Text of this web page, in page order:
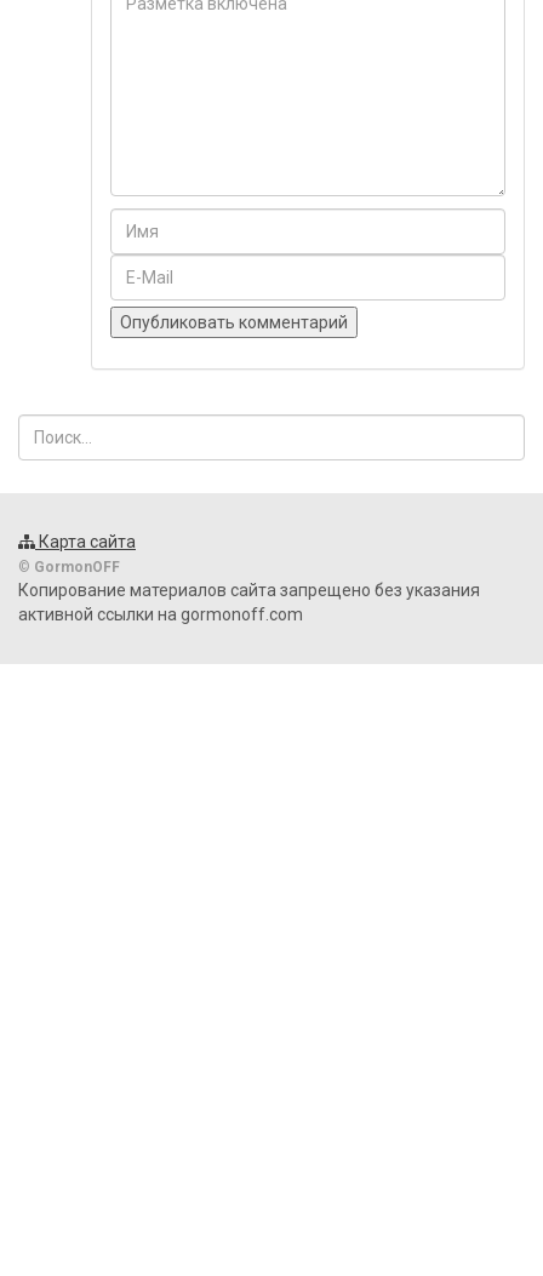
Карта сайта
© GormonOFF
Копирование материалов сайта запрещено без указания
активной ссылки на gormonoff.com